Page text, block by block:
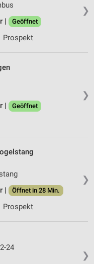
❯
|
Geöffnet
Prospekt
❯
|
Geöffnet
❯
|
Öffnet in 28 Min.
Prospekt
❯
24